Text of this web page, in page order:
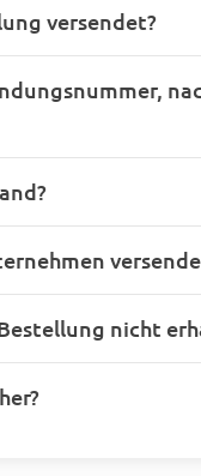
versendet?
nicht